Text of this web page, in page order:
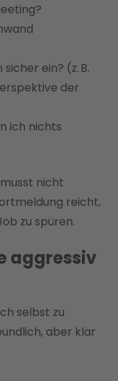
ein? (z. B.
der
ich nichts
nicht
reicht,
zu spüren.
aggressiv
selbst zu
aber klar